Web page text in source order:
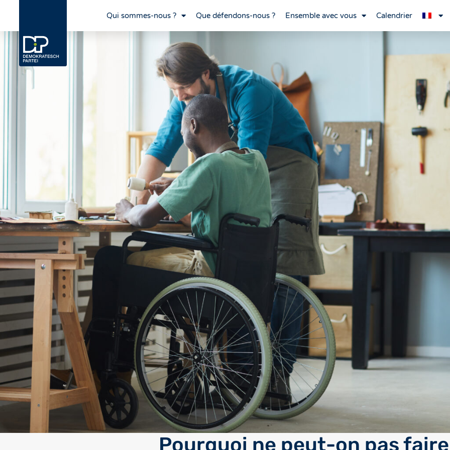
Qui sommes-nous ? Que défendons-nous ? Ensemble avec vous Calendrier
Pourquoi ne peut-on pas